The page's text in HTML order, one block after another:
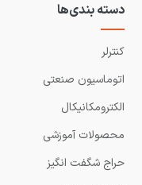
دسته بندی‌ها
کنترلر
اتوماسیون صنعتی
الکترومکانیکال
محصولات آموزشی
حراج شگفت انگیز